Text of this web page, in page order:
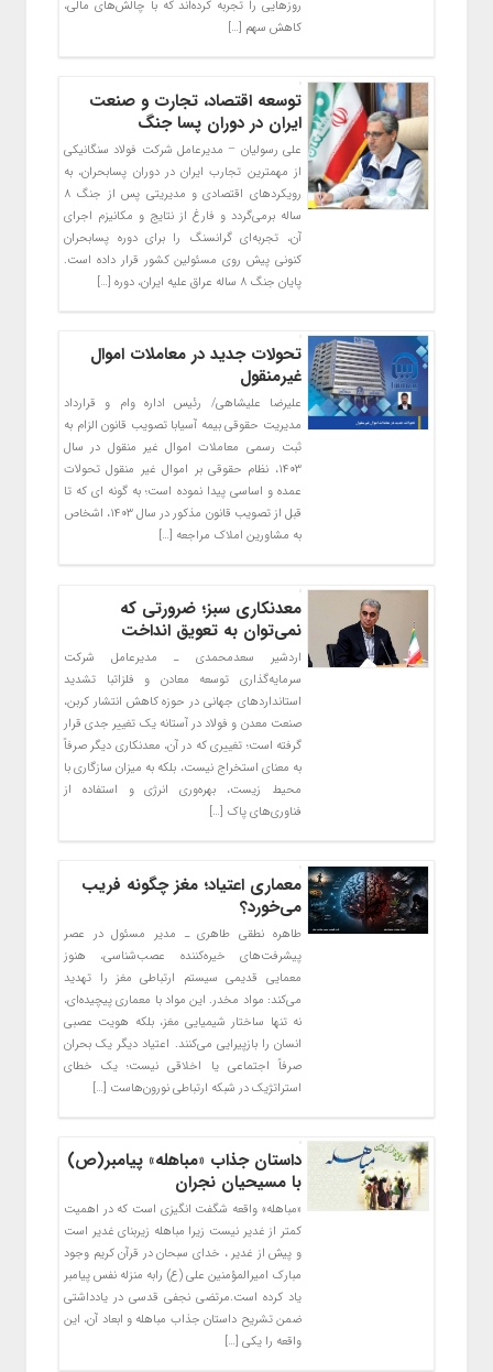
روزهایی را تجربه کرده‌اند که با چالش‌های مالی،
کاهش سهم […]
توسعه اقتصاد، تجارت و صنعت
ایران در دوران پسا جنگ
علی رسولیان – مدیرعامل شرکت فولاد سنگانیکی
از مهمترین تجارب ایران در دوران پسابحران، به
رویکردهای اقتصادی و مدیریتی پس از جنگ ۸
ساله برمی‌گردد و فارغ از نتایج و مکانیزم اجرای
آن، تجربه‌ای گرانسنگ را برای دوره پسابحران
کنونی پیش روی مسئولین کشور قرار داده است.
پایان جنگ ۸ ساله عراق علیه ایران، دوره […]
تحولات جدید در معاملات اموال
غیرمنقول
علیرضا علیشاهی/ رئیس اداره وام و قرارداد
مدیریت حقوقی بیمه آسیابا تصویب قانون الزام به
ثبت رسمی معاملات اموال غیر منقول در سال
۱۴۰۳، نظام حقوقی بر اموال غیر منقول تحولات
عمده و اساسی پیدا نموده است؛ به گونه ای که تا
قبل از تصویب قانون مذکور در سال ۱۴۰۳، اشخاص
به مشاورین املاک مراجعه […]
معدنکاری سبز؛ ضرورتی که
نمی‌توان به تعویق انداخت
اردشیر سعدمحمدی ـ مدیرعامل شرکت
سرمایه‌گذاری توسعه معادن و فلزاتبا تشدید
استانداردهای جهانی در حوزه کاهش انتشار کربن،
صنعت معدن و فولاد در آستانه یک تغییر جدی قرار
گرفته است؛ تغییری که در آن، معدنکاری دیگر صرفاً
به معنای استخراج نیست، بلکه به میزان سازگاری با
محیط زیست، بهره‌وری انرژی و استفاده از
فناوری‌های پاک […]
معماری اعتیاد؛ مغز چگونه فریب
می‌خورد؟
طاهره نطقی طاهری ـ مدیر مسئول در عصر
پیشرفت‌های خیره‌کننده عصب‌شناسی، هنوز
معمایی قدیمی سیستم ارتباطی مغز را تهدید
می‌کند: مواد مخدر. این مواد با معماری پیچیده‌ای،
نه تنها ساختار شیمیایی مغز، بلکه هویت عصبی
انسان را بازپیرایی می‌کنند. اعتیاد دیگر یک بحران
صرفاً اجتماعی یا اخلاقی نیست؛ یک خطای
استراتژیک در شبکه ارتباطی نورون‌هاست […]
داستان جذاب «مباهله» پیامبر(ص)
با مسیحیان نجران
«مباهله» واقعه شگفت انگیزى است که در اهمیت
کمتر از غدیر نیست زیرا مباهله زیربناى غدیر است
و پیش از غدیر ، خداى سبحان در قرآن کریم وجود
مبارک امیرالمؤمنین على (ع) رابه منزله نفس پیامبر
یاد کرده است.مرتضی نجفی قدسى در یادداشتی
ضمن تشریح داستان جذاب مباهله و ابعاد آن، این
واقعه‌ را یکی […]